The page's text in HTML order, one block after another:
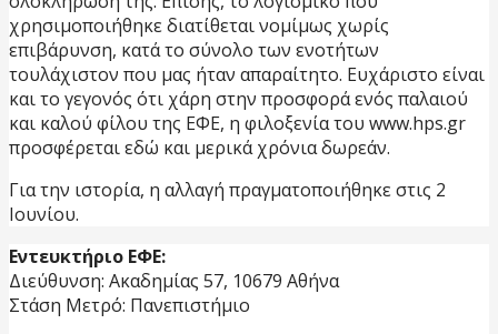
χρησιμοποιήθηκε διατίθεται νομίμως χωρίς
επιβάρυνση, κατά το σύνολο των ενοτήτων
τουλάχιστον που μας ήταν απαραίτητο. Ευχάριστο είναι
και το γεγονός ότι χάρη στην προσφορά ενός παλαιού
και καλού φίλου της ΕΦΕ, η φιλοξενία του www.hps.gr
προσφέρεται εδώ και μερικά χρόνια δωρεάν.
Για την ιστορία, η αλλαγή πραγματοποιήθηκε στις 2
Ιουνίου.
Εντευκτήριο ΕΦΕ:
Διεύθυνση: Ακαδημίας 57, 10679 Αθήνα
Στάση Μετρό: Πανεπιστήμιο